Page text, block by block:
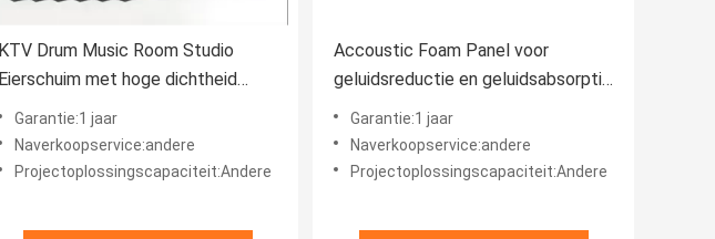
KTV Drum Music Room Studio
Eierschuim met hoge dichtheid
geluidsisolatie akoestische panelen
Garantie:1 jaar
Naverkoopservice:andere
Projectoplossingscapaciteit:Andere
Accoustic Foam Panel voor
geluidsreductie en geluidsabsorptie
in kantooromgeving
Garantie:1 jaar
Naverkoopservice:andere
Projectoplossingscapaciteit:Andere